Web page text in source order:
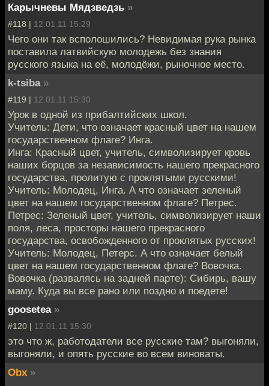
Карычневы Мядзведзь »
#118 | 12.01.11 15:29
Чего они так всполошились? Невидимая рука рынка
поставила латвийскую молодежь без знания
русского языка на её, молодёжи, рыночное место.
k-tsiba »
#119 | 12.01.11 15:30
Урок в одной из прибалтийских школ.
Учитель: Дети, что означает красный цвет на нашем
государственном флаге? Инга.
Инга: Красный цвет, учитель, символизирует кровь
наших борцов за независимость нашего прекрасного
государства, пролитую с проклятыми русскими!
Учитель: Молодец, Инга. А что означает зеленый
цвет на нашем государственном флаге? Петрес.
Петрес: Зеленый цвет, учитель, символизирует наши
поля, леса, просторы нашего прекрасного
государства, освобожденного от проклятых русских!
Учитель: Молодец, Петерс. А что означает белый
цвет на нашем государственном флаге? Вовочка.
Вовочка (развалясь на задней парте): Сибирь, вашу
маму. Куда вы все рано или поздно и поедете!
goosetea »
#120 | 12.01.11 15:30
это что ж, работодатели все русские там? выгоняли,
выгоняли, и опять русские во всем виноваты.
Obx »